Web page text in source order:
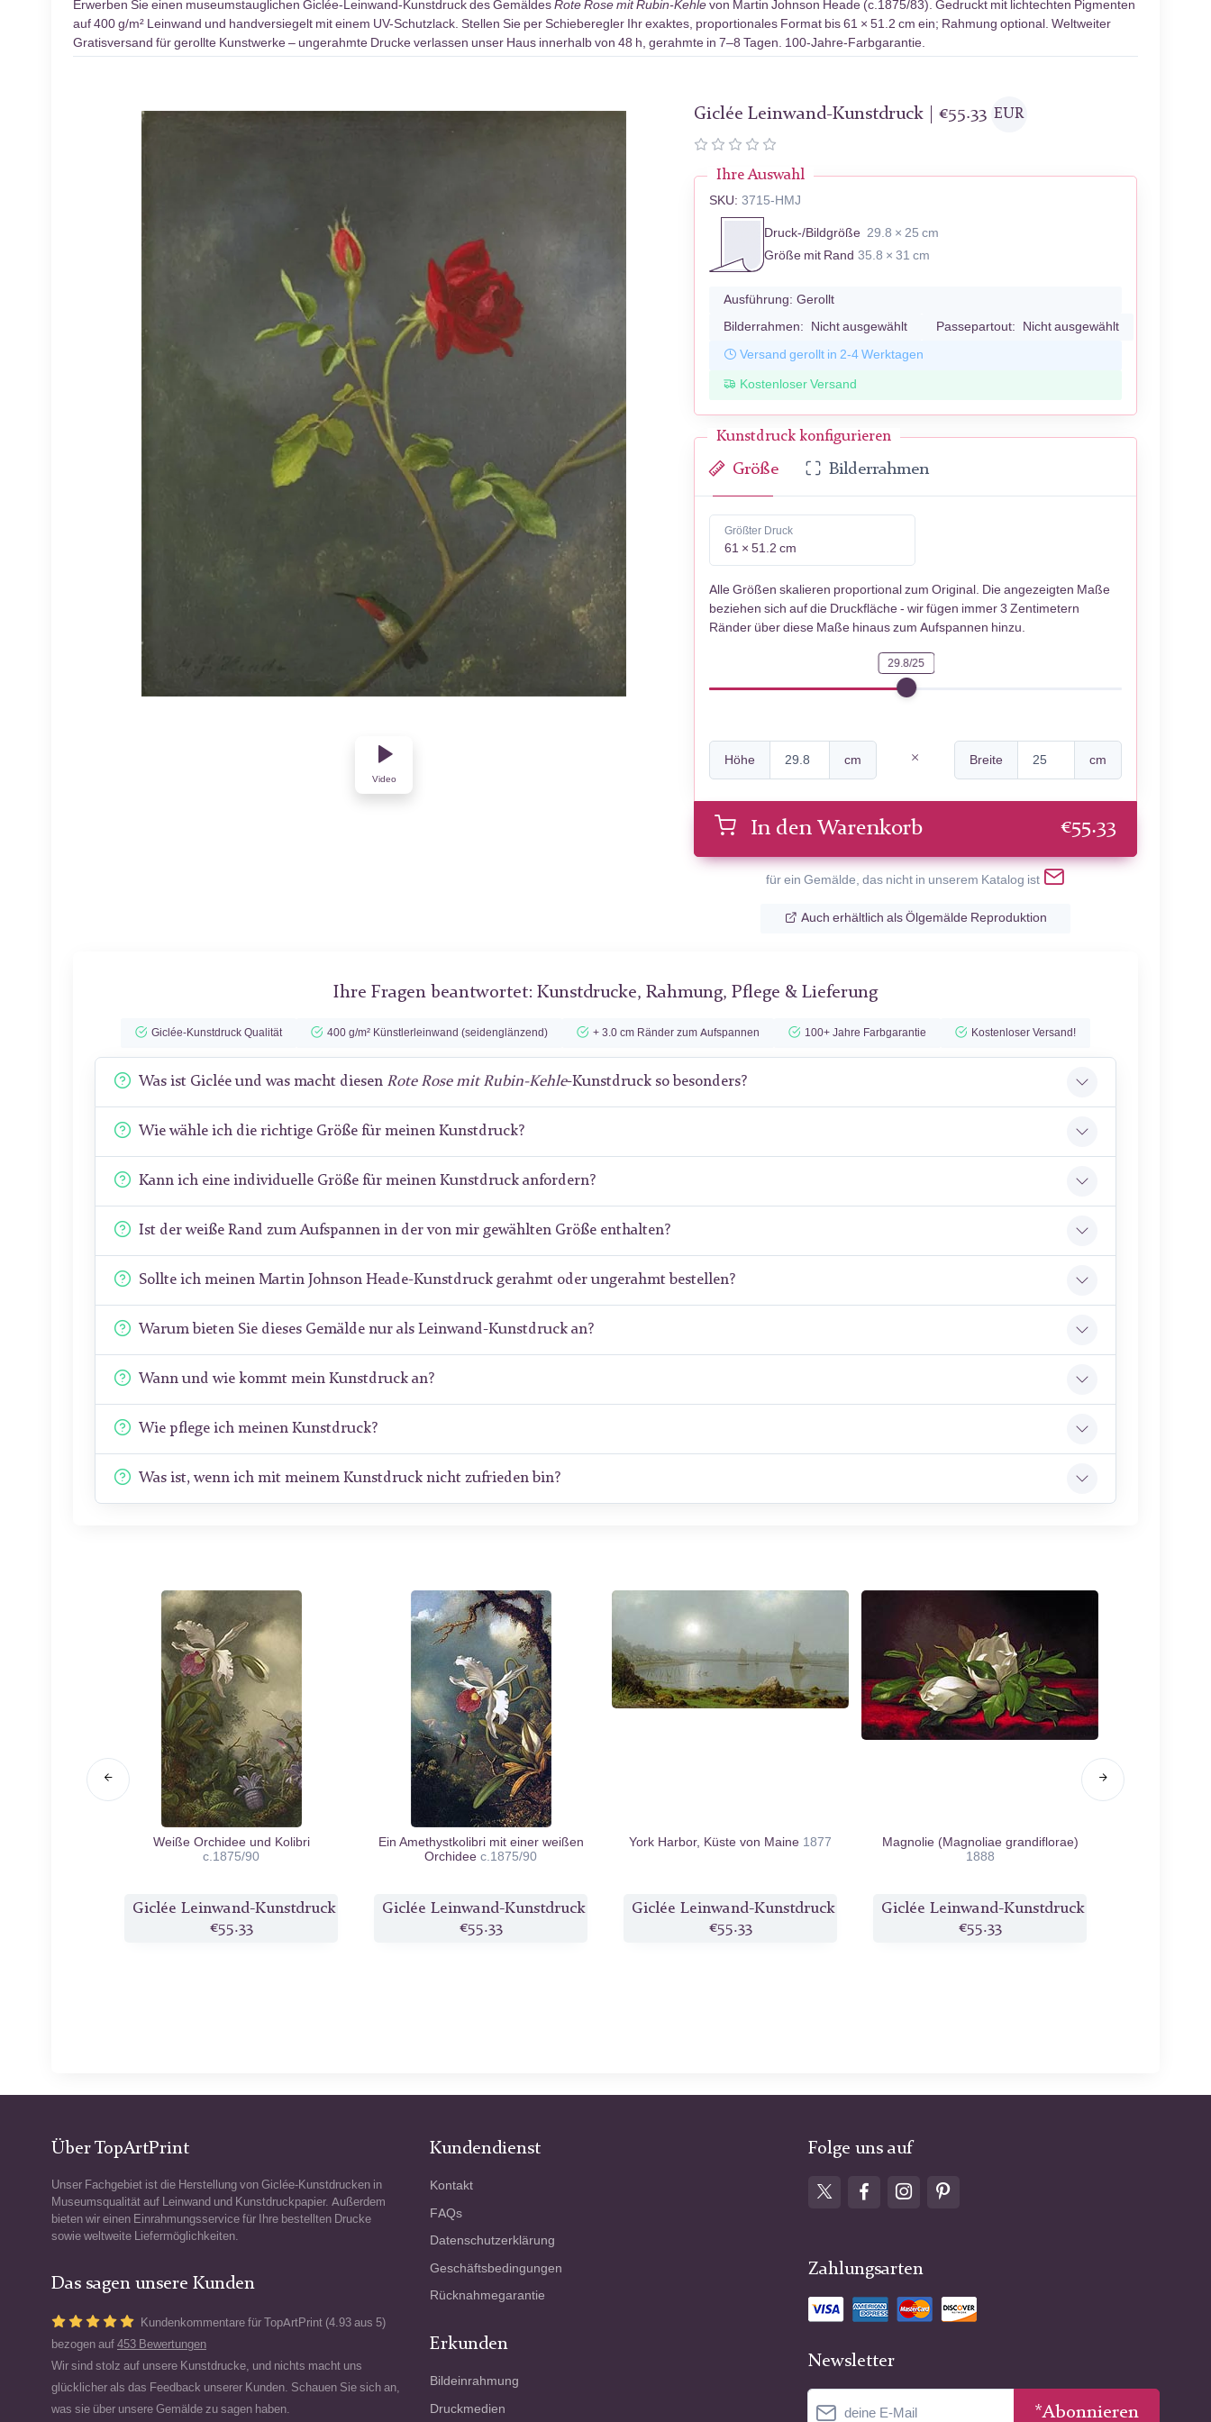
Erwerben Sie einen museumstauglichen Giclée-Leinwand-Kunstdruck des GemäldesRote Rose mit Rubin-Kehlevon Martin Johnson Heade (c.1875/83). Gedruckt mit lichtechten Pigmenten
auf 400 g/m² Leinwand und handversiegelt mit einem UV-Schutzlack. Stellen Sie per Schieberegler Ihr exaktes, proportionales Format bis 61 × 51.2 cm ein; Rahmung optional. Weltweiter
Gratisversand für gerollte Kunstwerke – ungerahmte Drucke verlassen unser Haus innerhalb von 48 h, gerahmte in 7–8 Tagen. 100-Jahre-Farbgarantie.
Video
Giclée Leinwand-Kunstdruck |€55.33 EUR
Ihre Auswahl
SKU: 3715-HMJ
Druck-/Bildgröße 29.8 × 25 cm
Größe mit Rand 35.8 × 31 cm
Ausführung: Gerollt
Bilderrahmen: Nicht ausgewählt Passepartout: Nicht ausgewählt
Versand gerollt in 2-4 Werktagen
Kostenloser Versand
Kunstdruck konfigurieren
Größe Bilderrahmen
Größter Druck
61 × 51.2 cm
Alle Größen skalieren proportional zum Original. Die angezeigten Maße
beziehen sich auf die Druckfläche - wir fügen immer 3 Zentimetern
Ränder über diese Maße hinaus zum Aufspannen hinzu.
29.8/25
Höhe cm Breite cm
In den Warenkorb €55.33
für ein Gemälde, das nicht in unserem Katalog ist
Auch erhältlich als Ölgemälde Reproduktion
Ihre Fragen beantwortet: Kunstdrucke, Rahmung, Pflege & Lieferung
Giclée-Kunstdruck Qualität 400 g/m² Künstlerleinwand (seidenglänzend) + 3.0 cm Ränder zum Aufspannen 100+ Jahre Farbgarantie Kostenloser Versand!
Was ist Giclée und was macht diesen Rote Rose mit Rubin-Kehle-Kunstdruck so besonders?
Wie wähle ich die richtige Größe für meinen Kunstdruck?
Kann ich eine individuelle Größe für meinen Kunstdruck anfordern?
Ist der weiße Rand zum Aufspannen in der von mir gewählten Größe enthalten?
Sollte ich meinen Martin Johnson Heade-Kunstdruck gerahmt oder ungerahmt bestellen?
Warum bieten Sie dieses Gemälde nur als Leinwand-Kunstdruck an?
Wann und wie kommt mein Kunstdruck an?
Wie pflege ich meinen Kunstdruck?
Was ist, wenn ich mit meinem Kunstdruck nicht zufrieden bin?
Weiße Orchidee und Kolibri
c.1875/90
Giclée Leinwand-Kunstdruck
€55.33
Ein Amethystkolibri mit einer weißen
Orchidee c.1875/90
Giclée Leinwand-Kunstdruck
€55.33
York Harbor, Küste von Maine 1877
Giclée Leinwand-Kunstdruck
€55.33
Magnolie (Magnoliae grandiflorae)
1888
Giclée Leinwand-Kunstdruck
€55.33
Über TopArtPrint
Unser Fachgebiet ist die Herstellung von Giclée-Kunstdrucken in
Museumsqualität auf Leinwand und Kunstdruckpapier. Außerdem
bieten wir einen Einrahmungsservice für Ihre bestellten Drucke
sowie weltweite Liefermöglichkeiten.
Das sagen unsere Kunden
Kundenkommentare für TopArtPrint (4.93 aus 5)
bezogen auf 453 Bewertungen
Wir sind stolz auf unsere Kunstdrucke, und nichts macht uns
glücklicher als das Feedback unserer Kunden. Schauen Sie sich an,
was sie über unsere Gemälde zu sagen haben.
Kundendienst
Kontakt
FAQs
Datenschutzerklärung
Geschäftsbedingungen
Rücknahmegarantie
Erkunden
Bildeinrahmung
Druckmedien
Folge uns auf
Zahlungsarten
Newsletter
*Abonnieren